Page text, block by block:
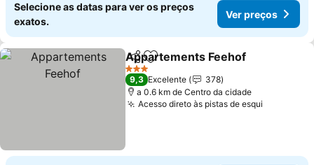
Selecione as datas para ver os preços
exatos.
Ver preços
PartilharAdicionar aos favoritos
Appartements Feehof
3 Estrelas
9,3 Excelente
378
a 0.6 km de Centro da cidade
Acesso direto às pistas de esqui